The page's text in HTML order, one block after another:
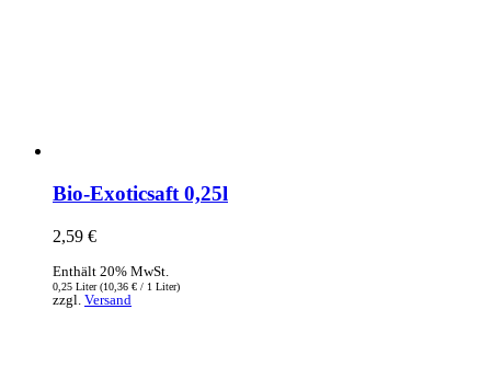
Bio-Exoticsaft 0,25l
2,59 €
Enthält 20% MwSt.
0,25 Liter (10,36 € / 1 Liter)
zzgl. Versand